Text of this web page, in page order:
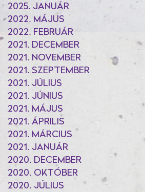
2025. JANUÁR
2022. MÁJUS
2022. FEBRUÁR
2021. DECEMBER
2021. NOVEMBER
2021. SZEPTEMBER
2021. JÚLIUS
2021. JÚNIUS
2021. MÁJUS
2021. ÁPRILIS
2021. MÁRCIUS
2021. JANUÁR
2020. DECEMBER
2020. OKTÓBER
2020. JÚLIUS